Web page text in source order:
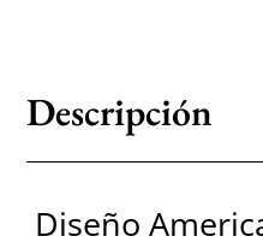
Descripción
Diseño